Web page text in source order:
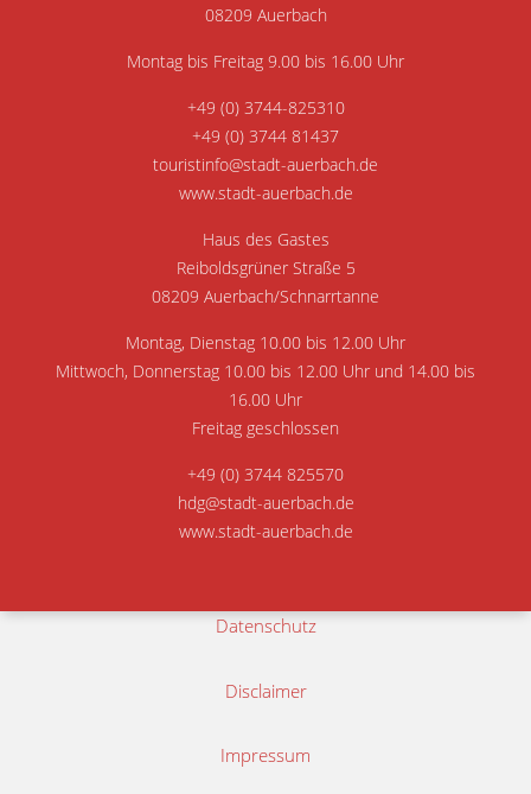
08209 Auerbach
Montag bis Freitag 9.00 bis 16.00 Uhr
+49 (0) 3744-825310
+49 (0) 3744 81437
touristinfo@stadt-auerbach.de
www.stadt-auerbach.de
Haus des Gastes
Reiboldsgrüner Straße 5
08209 Auerbach/Schnarrtanne
Montag, Dienstag 10.00 bis 12.00 Uhr
Mittwoch, Donnerstag 10.00 bis 12.00 Uhr und 14.00 bis
16.00 Uhr
Freitag geschlossen
+49 (0) 3744 825570
hdg@stadt-auerbach.de
www.stadt-auerbach.de
Datenschutz
Disclaimer
Impressum